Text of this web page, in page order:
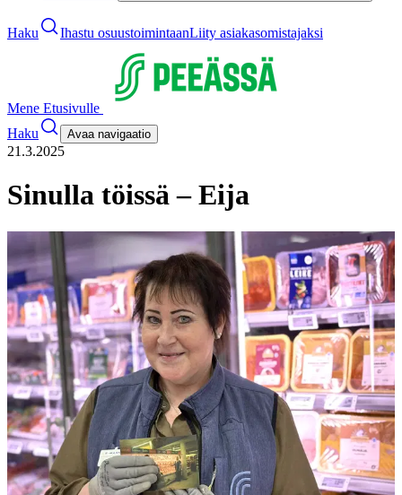
Haku Ihastu osuustoimintaanLiity asiakasomistajaksi
Mene Etusivulle
Haku
Avaa navigaatio
21.3.2025
Sinulla töissä – Eija